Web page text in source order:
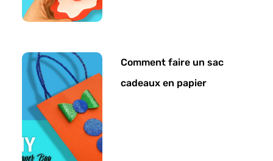
Comment faire un sac
cadeaux en papier